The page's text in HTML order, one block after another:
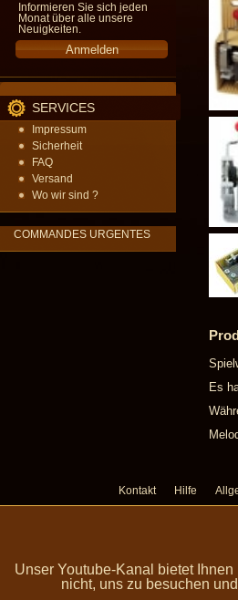
Informieren Sie sich jeden
Monat über alle unsere
Neuigkeiten.
SERVICES
Impressum
Sicherheit
FAQ
Versand
Wo wir sind ?
COMMANDES URGENTES
Es
Kontakt Hilfe
Unser Youtube-Kanal bietet
nicht, uns zu besuchen